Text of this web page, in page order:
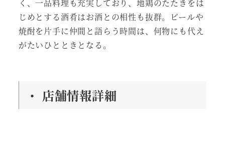
く、一品料理も充実しており、地鶏のたたきをは
じめとする酒肴はお酒との相性も抜群。ビールや
焼酎を片手に仲間と語らう時間は、何物にも代え
がたいひとときとなる。
・ 店舗情報詳細